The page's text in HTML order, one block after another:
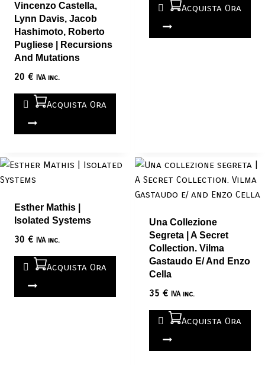
Vincenzo Castella,
Lynn Davis, Jacob
Hashimoto, Roberto
Pugliese | Recursions
And Mutations
20 € IVA inc.
Acquista Ora
Acquista Ora
Esther Mathis |
Isolated Systems
30 € IVA inc.
Acquista Ora
Una Collezione
Segreta | A Secret
Collection. Vilma
Gastaudo E/ And Enzo
Cella
35 € IVA inc.
Acquista Ora